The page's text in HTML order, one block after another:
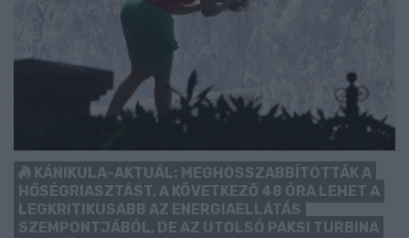
KÁNIKULA-AKTUÁL: MEGHOSSZABBÍTOTTÁK A
HŐSÉGRIASZTÁST, A KÖVETKEZŐ 48 ÓRA LEHET A
LEGKRITIKUSABB AZ ENERGIAELLÁTÁS
SZEMPONTJÁBÓL, DE AZ UTOLSÓ PAKSI TURBINA